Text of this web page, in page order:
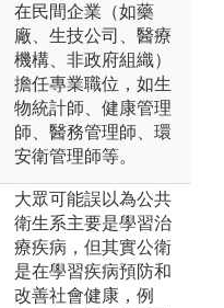
在民間企業（如藥
廠、生技公司、醫療
機構、非政府組織）
擔任專業職位，如生
物統計師、健康管理
師、醫務管理師、環
安衛管理師等。
大眾可能誤以為公共
衛生系主要是學習治
療疾病，但其實公衛
是在學習疾病預防和
改善社會健康，例